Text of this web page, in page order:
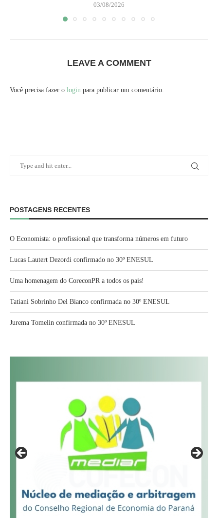
03/08/2026
LEAVE A COMMENT
Você precisa fazer o login para publicar um comentário.
POSTAGENS RECENTES
O Economista: o profissional que transforma números em futuro
Lucas Lautert Dezordi confirmado no 30º ENESUL
Uma homenagem do CoreconPR a todos os pais!
Tatiani Sobrinho Del Bianco confirmada no 30º ENESUL
Jurema Tomelin confirmada no 30º ENESUL